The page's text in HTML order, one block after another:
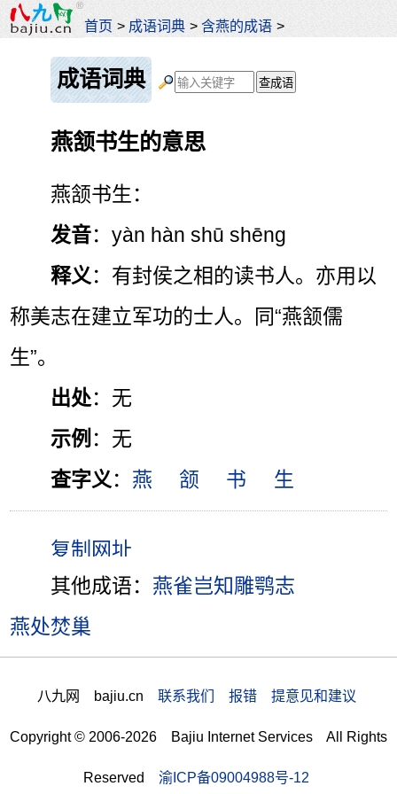
首页 > 成语词典 >含燕的成语 >
成语词典
燕颔书生的意思
燕颔书生：
发音：yàn hàn shū shēng
释义 ：有封侯之相的读书人。亦用以
称美志在建立军功的士人。同“燕颔儒
生”。
出处：无
示例 ：无
查字义 ： 燕 颔 书 生
其他成语： 燕雀岂知雕鹗志
燕处焚巢
八九网 bajiu.cn 联系我们 报错 提意见和建议
Copyright © 2006-2026 Bajiu Internet Services All Rights
Reserved 渝ICP备09004988号-12